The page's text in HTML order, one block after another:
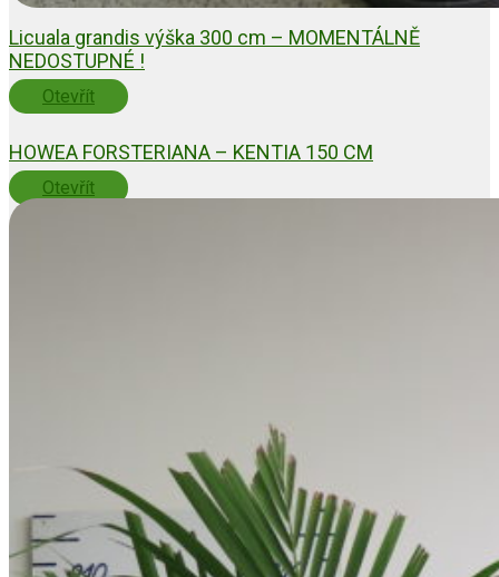
Licuala grandis výška 300 cm – MOMENTÁLNĚ
NEDOSTUPNÉ !
Otevřít
HOWEA FORSTERIANA – KENTIA 150 CM
Otevřít